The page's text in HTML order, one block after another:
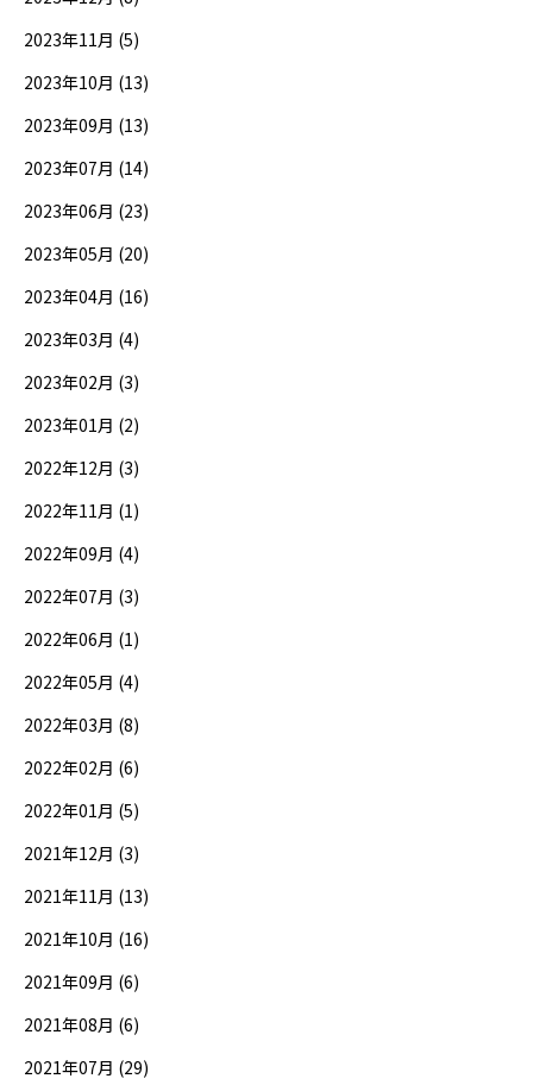
2023年11月 (5)
2023年10月 (13)
2023年09月 (13)
2023年07月 (14)
2023年06月 (23)
2023年05月 (20)
2023年04月 (16)
2023年03月 (4)
2023年02月 (3)
2023年01月 (2)
2022年12月 (3)
2022年11月 (1)
2022年09月 (4)
2022年07月 (3)
2022年06月 (1)
2022年05月 (4)
2022年03月 (8)
2022年02月 (6)
2022年01月 (5)
2021年12月 (3)
2021年11月 (13)
2021年10月 (16)
2021年09月 (6)
2021年08月 (6)
2021年07月 (29)